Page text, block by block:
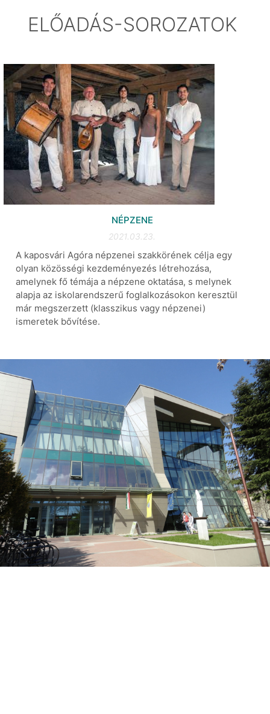
ELŐADÁS-SOROZATOK
NÉPZENE
2021.03.23.
A kaposvári Agóra népzenei szakkörének célja egy
olyan közösségi kezdeményezés létrehozása,
amelynek fő témája a népzene oktatása, s melynek
alapja az iskolarendszerű foglalkozásokon keresztül
már megszerzett (klasszikus vagy népzenei)
ismeretek bővítése.